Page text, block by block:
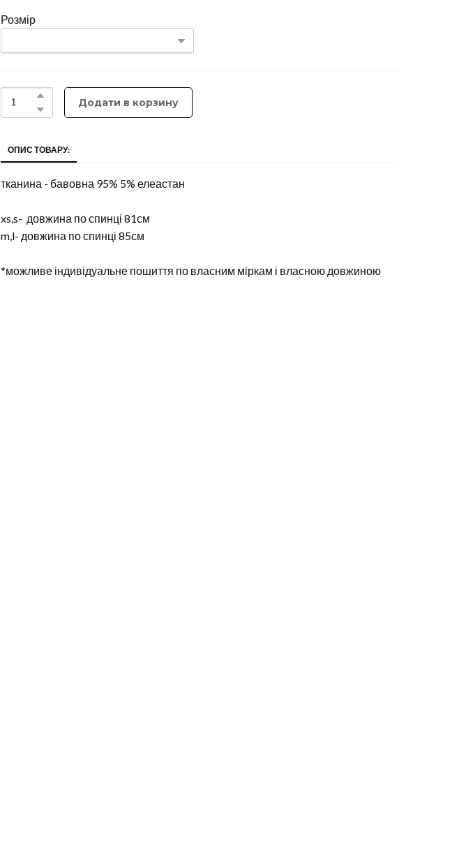
Розмір
Додати в корзину
ОПИС ТОВАРУ:
тканина - бавовна 95% 5% елеастан
xs,s- довжина по спинці 81см
m,l- довжина по спинці 85см
*можливе індивідуальне пошиття по власним міркам і власною довжиною